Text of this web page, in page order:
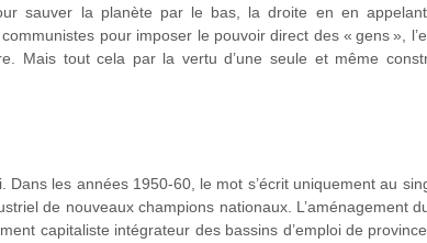
sauver la planète par le bas, la droite en en
pour imposer le pouvoir direct des « gens »,
Mais tout cela par la vertu d’une seule et même
Dans les années 1950-60, le mot s’écrit uniquement au
de nouveaux champions nationaux. L’aménagement
capitaliste intégrateur des bassins d’emploi de